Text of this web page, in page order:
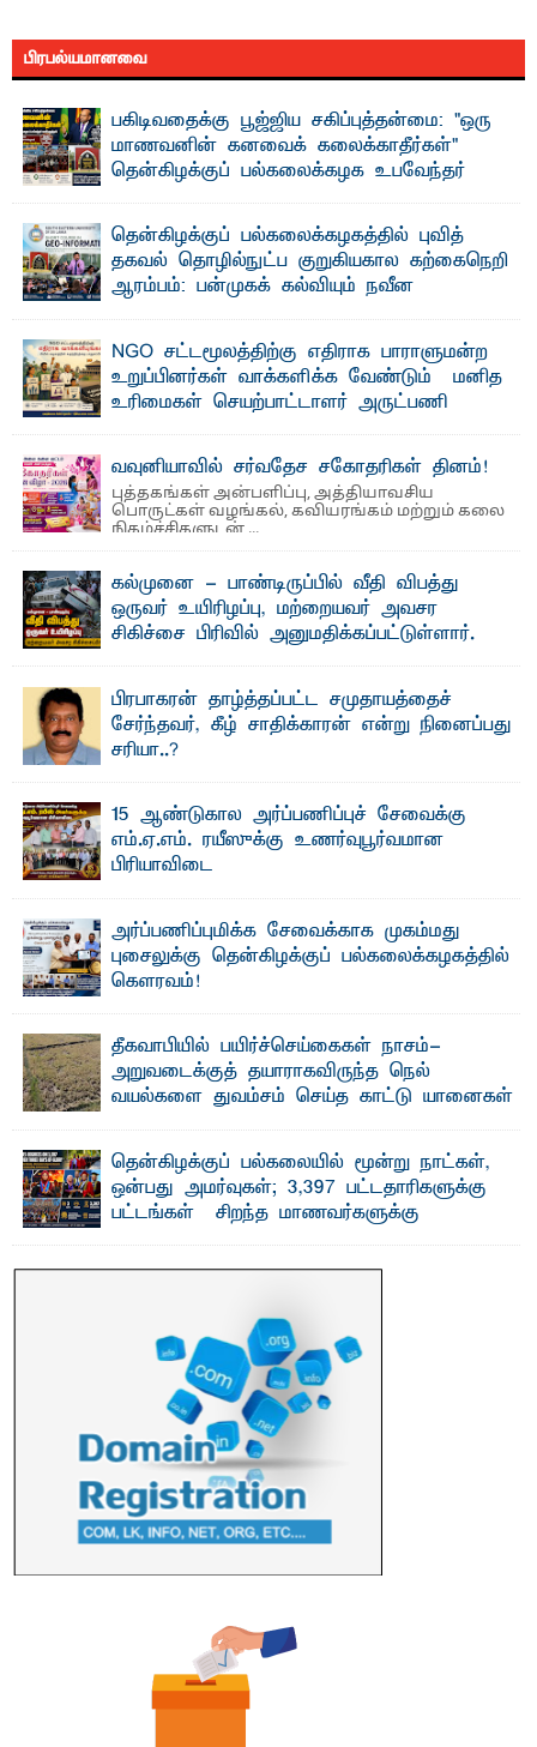
பிரபல்யமானவை
பகிடிவதைக்கு பூஜ்ஜிய சகிப்புத்தன்மை: "ஒரு
மாணவனின் கனவைக் கலைக்காதீர்கள்" –
தென்கிழக்குப் பல்கலைக்கழக உபவேந்தர்
"ஒ ரு மாணவனின் அல்லது மாணவியின் கனவு என்னால்
கலைக்கப்படாது" என்ற உறுதியை ஒவ்வொரு மாணவரும் ...
தென்கிழக்குப் பல்கலைக்கழகத்தில் புவித்
தகவல் தொழில்நுட்ப குறுகியகால கற்கைநெறி
ஆரம்பம்: பன்முகக் கல்வியும் நவீன
பேராசிரியர் எம். எம். பாஸில்
தெ ன்கிழக்குப் பல்கலைக்கழகத்தின் கலை மற்றும் கலாசார
பீடத்தின் புவியியல் துறையினால் ...
NGO சட்டமூலத்திற்கு எதிராக பாராளுமன்ற
உறுப்பினர்கள் வாக்களிக்க வேண்டும் – மனித
உரிமைகள் செயற்பாட்டாளர் அருட்பணி
ஜே. எப். காமிலா பேகம்- இ லங்கை அரசாங்கம் அரசுசாரா
அமைப்புகள் (NGO) தொடர்பான புதிய சட்டமூலத்தை ...
வவுனியாவில் சர்வதேச சகோதரிகள் தினம்!
புத்தகங்கள் அன்பளிப்பு, அத்தியாவசிய
பொருட்கள் வழங்கல், கவியரங்கம் மற்றும் கலை
நிகழ்ச்சிகளுடன் ...
கல்முனை - பாண்டிருப்பில் வீதி விபத்து
ஒருவர் உயிரிழப்பு, மற்றையவர் அவசர
சிகிச்சை பிரிவில் அனுமதிக்கப்பட்டுள்ளார்.
பாண்டிருப்பு ...பிரபாகரன் தாழ்த்தப்பட்ட சமுதாயத்தைச்
சேர்ந்தவர், கீழ் சாதிக்காரன் என்று நினைப்பது
சரியா..?
15 ஆண்டுகால அர்ப்பணிப்புச் சேவைக்கு
எம்.ஏ.எம். ரயீஸுக்கு உணர்வுபூர்வமான
பிரியாவிடை
அர்ப்பணிப்புமிக்க சேவைக்காக முகம்மது
புசைலுக்கு தென்கிழக்குப் பல்கலைக்கழகத்தில்
கௌரவம்!
தீகவாபியில் பயிர்ச்செய்கைகள் நாசம்-
அறுவடைக்குத் தயாராகவிருந்த நெல்
வயல்களை துவம்சம் செய்த காட்டு யானைகள்
காணப்பட்ட பல ...தென்கிழக்குப் பல்கலையில் மூன்று நாட்கள்,
ஒன்பது அமர்வுகள்; 3,397 பட்டதாரிகளுக்கு
பட்டங்கள் – சிறந்த மாணவர்களுக்கு
மற்றும் சிறப்புப் பரிசுகள்